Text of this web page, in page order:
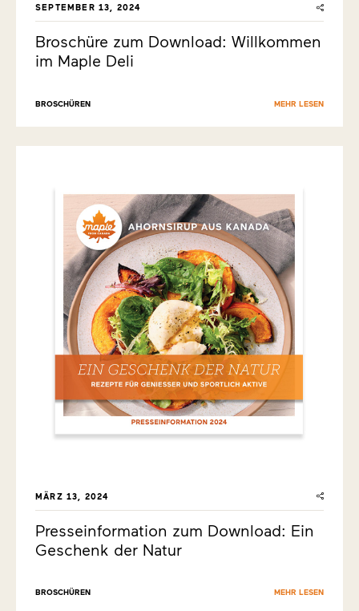
SEPTEMBER 13, 2024
Broschüre zum Download: Willkommen
im Maple Deli
BROSCHÜREN MEHR LESEN
MÄRZ 13, 2024
Presseinformation zum Download: Ein
Geschenk der Natur
BROSCHÜREN MEHR LESEN